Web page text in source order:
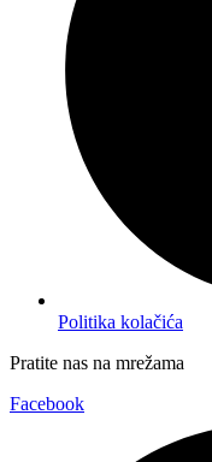
Politika kolačića
Pratite nas na mrežama
Facebook